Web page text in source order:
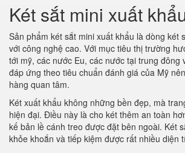
Két sắt mini xuất
Sản phẩm két sắt mini xuất khẩu là dòng két
với công nghệ cao. Với mục tiêu thị trường
tới mỹ, các nước Eu, các nước tại trung đông
đáp ứng theo tiêu chuẩn đánh giá của Mỹ
hàng quan tâm.
Két xuất khẩu không những bền đẹp, mà
hiện đại. Điều này là cho két thêm an toàn
kế bản lề cánh treo được đặt bên ngoài. Két
khỏe khoắn và tiếp kiệm được rất nhiều diện